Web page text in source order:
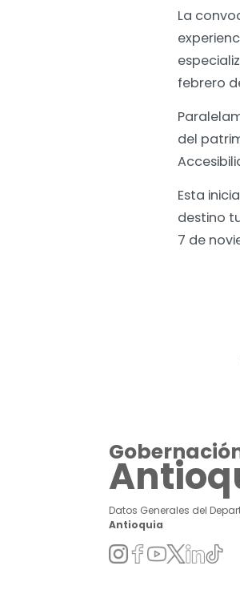
La
febrero
del
Esta
destino
7 de
Datos Generales del
Antioquia